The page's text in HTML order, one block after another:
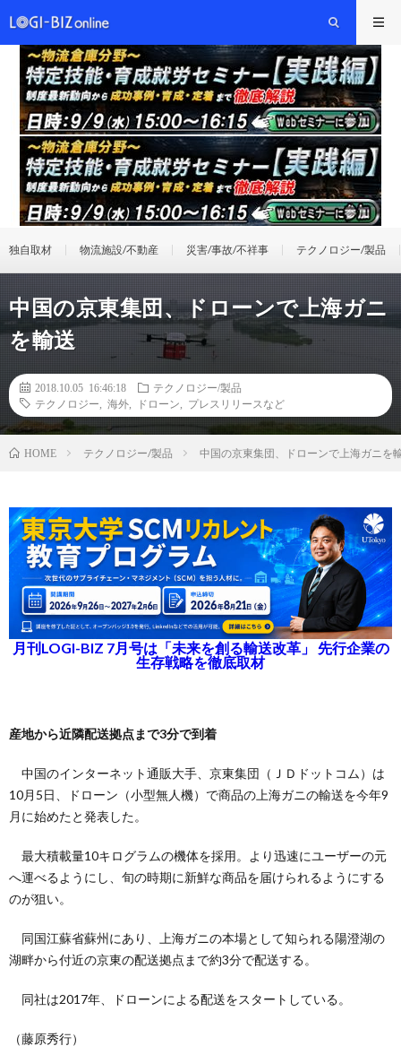
独自取材 物流施設/不動産 災害/事故/不祥事 テクノロジー/製品
中国の京東集団、ドローンで上海ガニ
を輸送
2018.10.05 16:46:18
テクノロジー/製品
テクノロジー
海外 ドローン プレスリリースなど
HOME テクノロジー/製品 中国の京東集団、ドローンで上海ガニを
月刊LOGI-BIZ 7月号は「未来を創る輸送改革」 先行企業の
生存戦略を徹底取材
産地から近隣配送拠点まで3分で到着
中国のインターネット通販大手、京東集団（ＪＤドットコム）は
10月5日、ドローン（小型無人機）で商品の上海ガニの輸送を今年9
月に始めたと発表した。
最大積載量10キログラムの機体を採用。より迅速にユーザーの元
へ運べるようにし、旬の時期に新鮮な商品を届けられるようにする
のが狙い。
同国江蘇省蘇州にあり、上海ガニの本場として知られる陽澄湖の
湖畔から付近の京東の配送拠点まで約3分で配送する。
同社は2017年、ドローンによる配送をスタートしている。
（藤原秀行）